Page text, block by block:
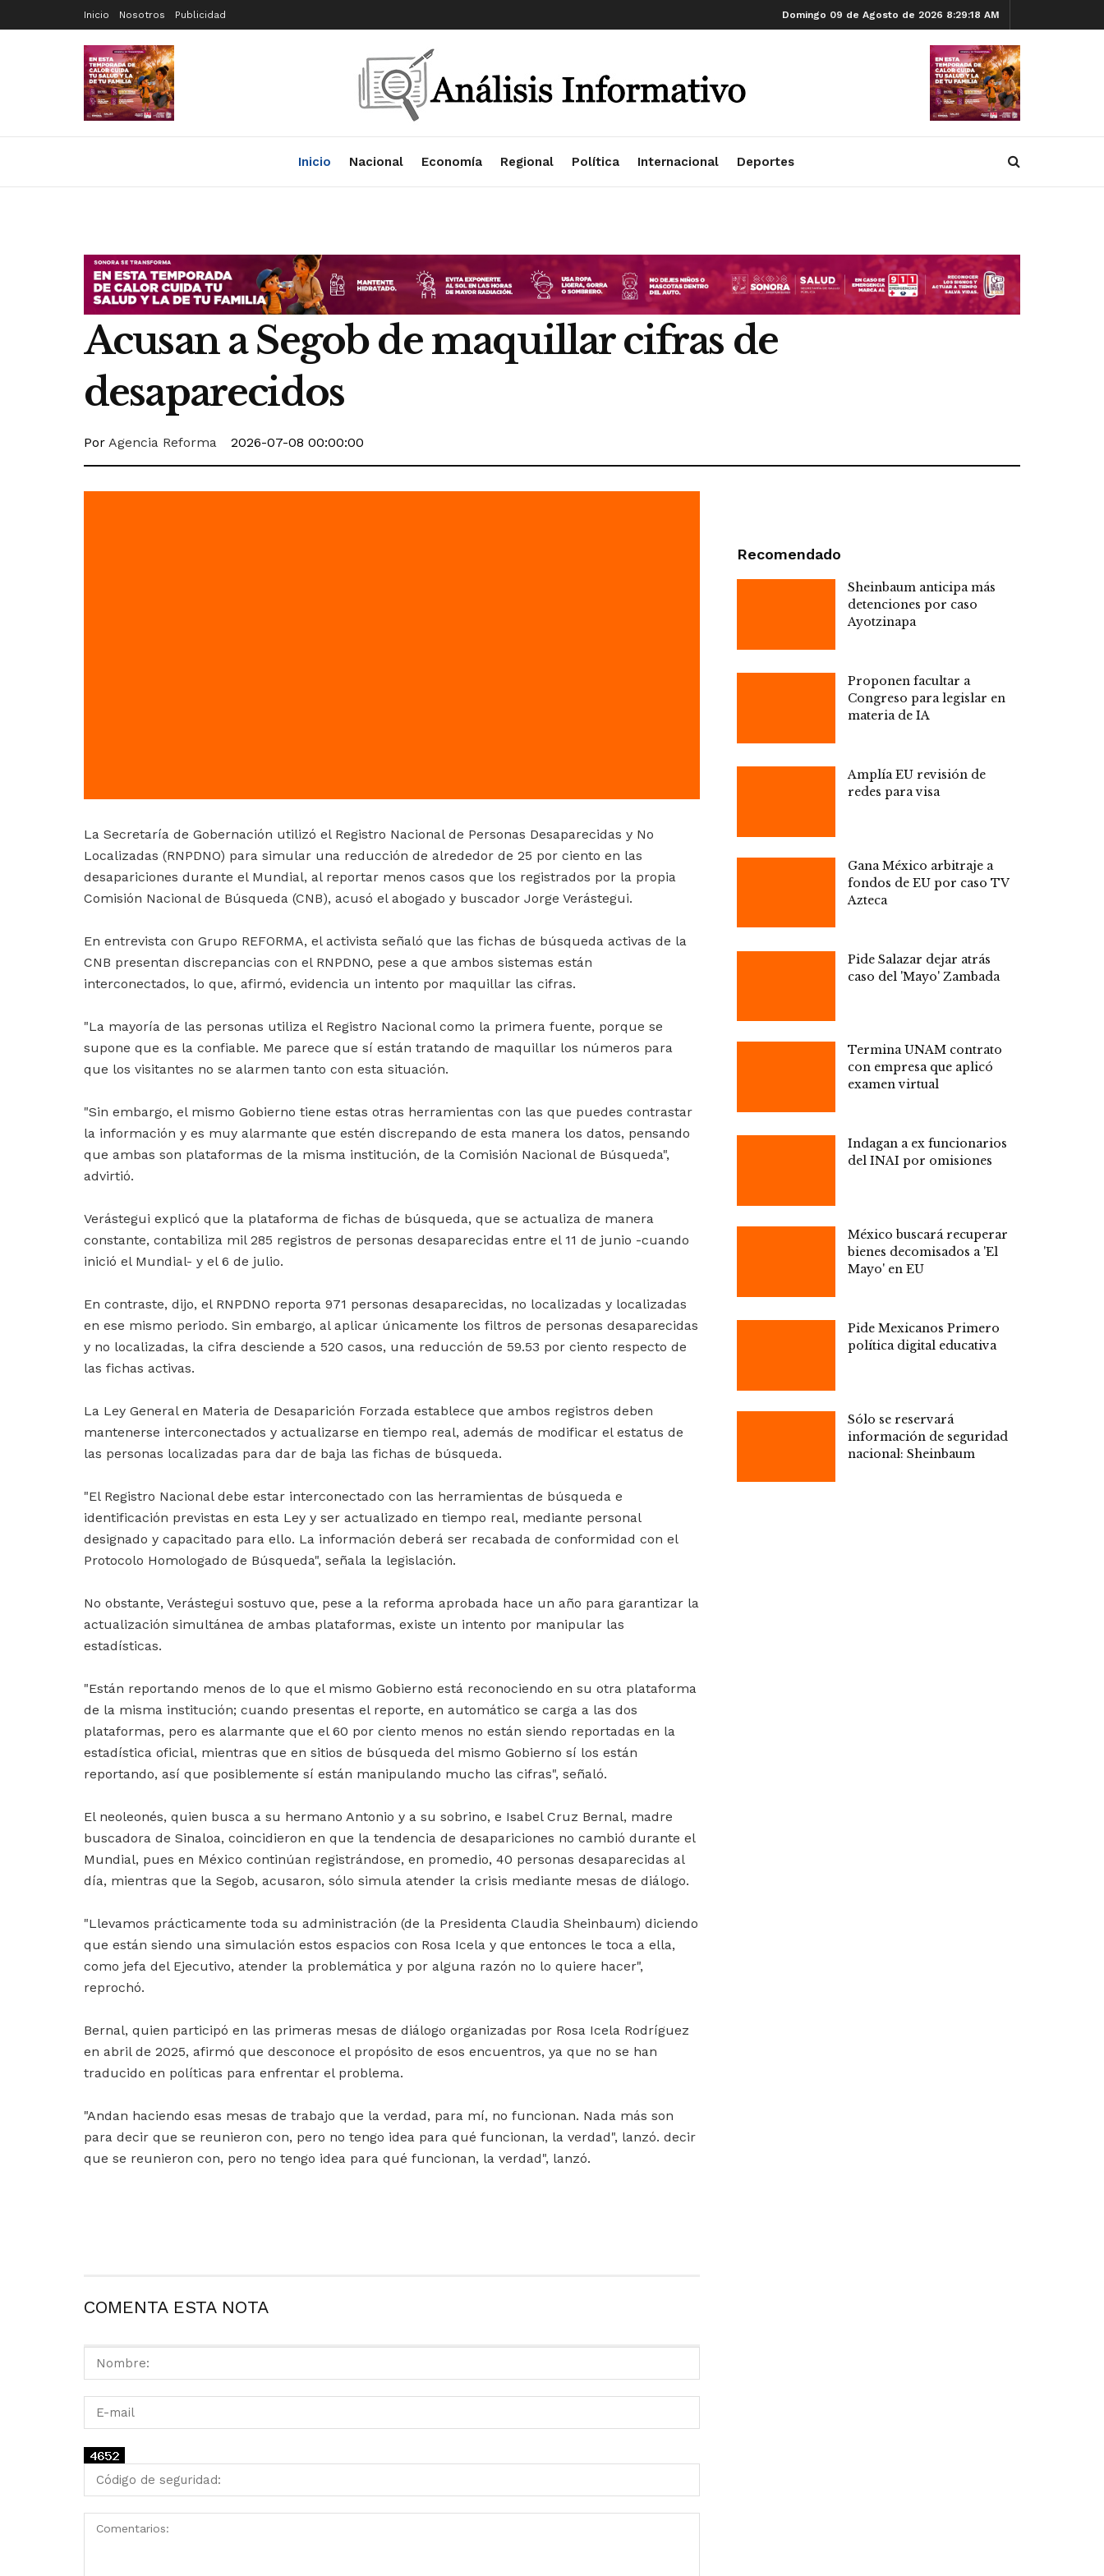
Inicio Nosotros Publicidad Domingo 09 de Agosto de 2026 8:29:19 AM
Inicio Nacional Economía Regional Política Internacional Deportes
Acusan a Segob de maquillar cifras de
desaparecidos
Por Agencia Reforma 2026-07-08 00:00:00
La Secretaría de Gobernación utilizó el Registro Nacional de Personas Desaparecidas y No
Localizadas (RNPDNO) para simular una reducción de alrededor de 25 por ciento en las
desapariciones durante el Mundial, al reportar menos casos que los registrados por la propia
Comisión Nacional de Búsqueda (CNB), acusó el abogado y buscador Jorge Verástegui.
En entrevista con Grupo REFORMA, el activista señaló que las fichas de búsqueda activas de la
CNB presentan discrepancias con el RNPDNO, pese a que ambos sistemas están
interconectados, lo que, afirmó, evidencia un intento por maquillar las cifras.
"La mayoría de las personas utiliza el Registro Nacional como la primera fuente, porque se
supone que es la confiable. Me parece que sí están tratando de maquillar los números para
que los visitantes no se alarmen tanto con esta situación.
"Sin embargo, el mismo Gobierno tiene estas otras herramientas con las que puedes contrastar
la información y es muy alarmante que estén discrepando de esta manera los datos, pensando
que ambas son plataformas de la misma institución, de la Comisión Nacional de Búsqueda",
advirtió.
Verástegui explicó que la plataforma de fichas de búsqueda, que se actualiza de manera
constante, contabiliza mil 285 registros de personas desaparecidas entre el 11 de junio -cuando
inició el Mundial- y el 6 de julio.
En contraste, dijo, el RNPDNO reporta 971 personas desaparecidas, no localizadas y localizadas
en ese mismo periodo. Sin embargo, al aplicar únicamente los filtros de personas desaparecidas
y no localizadas, la cifra desciende a 520 casos, una reducción de 59.53 por ciento respecto de
las fichas activas.
La Ley General en Materia de Desaparición Forzada establece que ambos registros deben
mantenerse interconectados y actualizarse en tiempo real, además de modificar el estatus de
las personas localizadas para dar de baja las fichas de búsqueda.
"El Registro Nacional debe estar interconectado con las herramientas de búsqueda e
identificación previstas en esta Ley y ser actualizado en tiempo real, mediante personal
designado y capacitado para ello. La información deberá ser recabada de conformidad con el
Protocolo Homologado de Búsqueda", señala la legislación.
No obstante, Verástegui sostuvo que, pese a la reforma aprobada hace un año para garantizar la
actualización simultánea de ambas plataformas, existe un intento por manipular las
estadísticas.
"Están reportando menos de lo que el mismo Gobierno está reconociendo en su otra plataforma
de la misma institución; cuando presentas el reporte, en automático se carga a las dos
plataformas, pero es alarmante que el 60 por ciento menos no están siendo reportadas en la
estadística oficial, mientras que en sitios de búsqueda del mismo Gobierno sí los están
reportando, así que posiblemente sí están manipulando mucho las cifras", señaló.
El neoleonés, quien busca a su hermano Antonio y a su sobrino, e Isabel Cruz Bernal, madre
buscadora de Sinaloa, coincidieron en que la tendencia de desapariciones no cambió durante el
Mundial, pues en México continúan registrándose, en promedio, 40 personas desaparecidas al
día, mientras que la Segob, acusaron, sólo simula atender la crisis mediante mesas de diálogo.
"Llevamos prácticamente toda su administración (de la Presidenta Claudia Sheinbaum) diciendo
que están siendo una simulación estos espacios con Rosa Icela y que entonces le toca a ella,
como jefa del Ejecutivo, atender la problemática y por alguna razón no lo quiere hacer",
reprochó.
Bernal, quien participó en las primeras mesas de diálogo organizadas por Rosa Icela Rodríguez
en abril de 2025, afirmó que desconoce el propósito de esos encuentros, ya que no se han
traducido en políticas para enfrentar el problema.
"Andan haciendo esas mesas de trabajo que la verdad, para mí, no funcionan. Nada más son
para decir que se reunieron con, pero no tengo idea para qué funcionan, la verdad", lanzó. decir
que se reunieron con, pero no tengo idea para qué funcionan, la verdad", lanzó.
COMENTA ESTA NOTA
Recomendado
Sheinbaum anticipa más
detenciones por caso
Ayotzinapa
Proponen facultar a
Congreso para legislar en
materia de IA
Amplía EU revisión de
redes para visa
Gana México arbitraje a
fondos de EU por caso TV
Azteca
Pide Salazar dejar atrás
caso del 'Mayo' Zambada
Termina UNAM contrato
con empresa que aplicó
examen virtual
Indagan a ex funcionarios
del INAI por omisiones
México buscará recuperar
bienes decomisados a 'El
Mayo' en EU
Pide Mexicanos Primero
política digital educativa
Sólo se reservará
información de seguridad
nacional: Sheinbaum